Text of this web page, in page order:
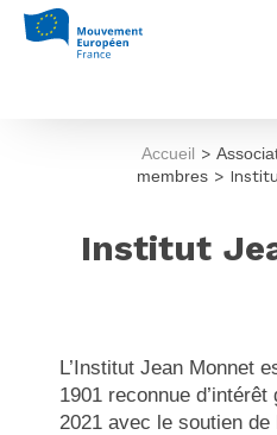
Accueil >
membres>
Institut
L’Institut Jean Monnet
1901 reconnue
2021 avec le soutien